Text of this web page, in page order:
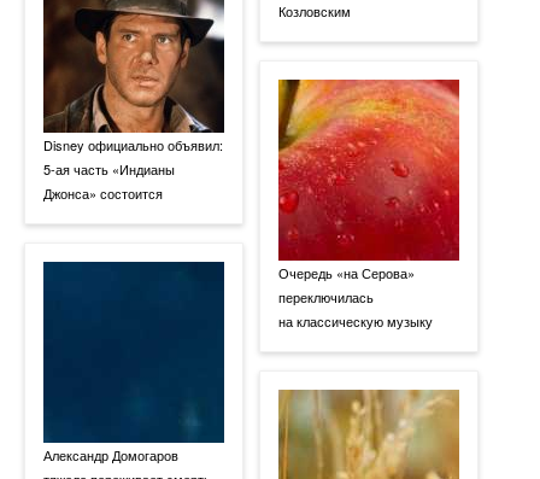
Disney официально объявил:
5-ая часть «Индианы
Джонса» состоится
Александр Домогаров
Козловским
Очередь «на Серова»
переключилась
на классическую музыку